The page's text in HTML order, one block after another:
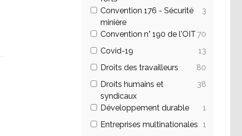
Convention 176 - Sécurité
minière
3
Convention n° 190 de l'OIT 70
Covid-19
13
Droits des travailleurs
80
Droits humains et
syndicaux
38
Développement durable
1
Entreprises multinationales 1